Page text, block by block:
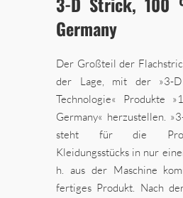
Germany
Der Großteil der
der Lage, mit der »3-
Technologie« Produkte
Germany« herzustellen.
steht für die
Kleidungsstücks in nur
h. aus der Maschine
fertiges Produkt. Nach